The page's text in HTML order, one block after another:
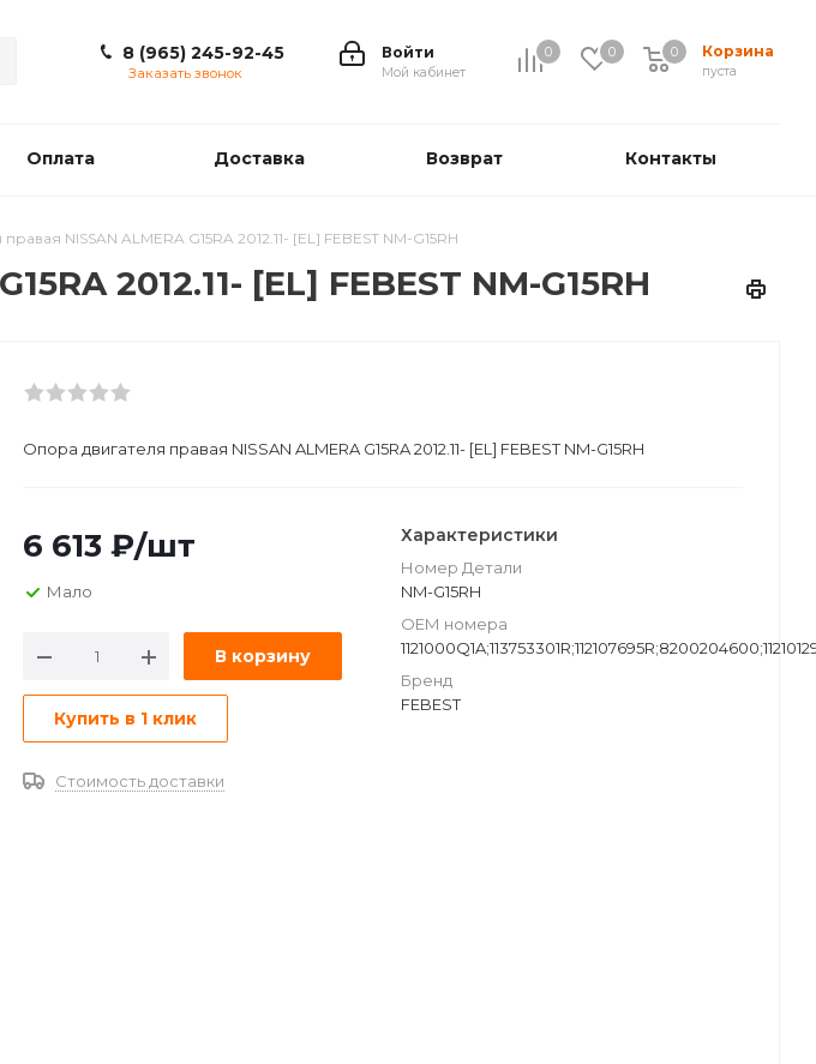
0 0 Корзина
0
пуста
0
Войти
Мой кабинет
8 (965) 245-92-45
Заказать звонок
Оплата Доставка Возврат Контакты
NISSAN ALMERA G15RA 2012.11- [EL] FEBEST NM-G15RH
2012.11- [EL] FEBEST NM-G15RH
Опора двигателя правая NISSAN ALMERA G15RA 2012.11- [EL] FEBEST NM-G15RH
6 613 ₽/шт
Мало
В корзину
Купить в 1 клик
Стоимость доставки
Характеристики
Номер Детали
NM-G15RH
ОЕМ номера
Бренд
FEBEST